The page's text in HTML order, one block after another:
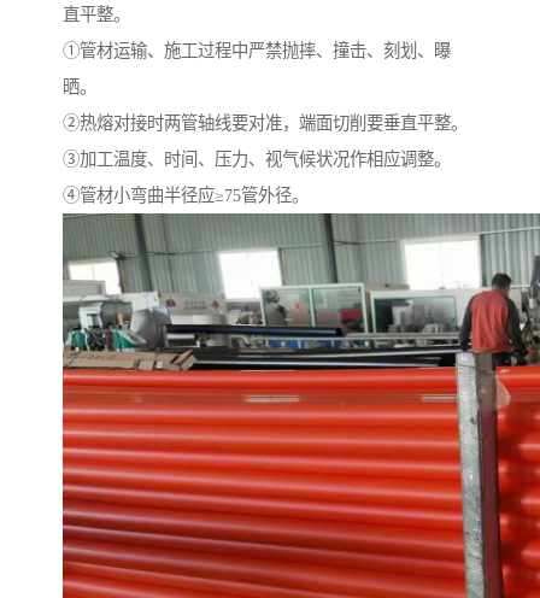
直平整。
①管材运输、施工过程中严禁抛摔、撞击、刻划、曝
晒。
②热熔对接时两管轴线要对准，端面切削要垂直平整。
③加工温度、时间、压力、视气候状况作相应调整。
④管材小弯曲半径应≥75管外径。